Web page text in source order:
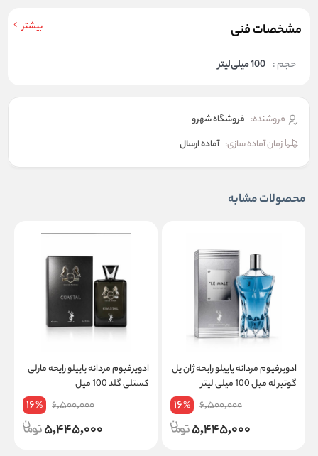
مشخصات فنی بیشتر
حجم : 100 میلی‌لیتر
فروشنده: فروشگاه شهرو
زمان آماده سازی: آماده ارسال
محصولات مشابه
ادوپرفیوم مردانه پاپیلو رایحه ژان پل
گوتیر له میل 100 میلی لیتر
6,500,000
16%
5,445,000
ادوپرفیوم مردانه پاپیلو رایحه مارلی
کستلی گلد 100 میل
6,500,000
16%
5,445,000